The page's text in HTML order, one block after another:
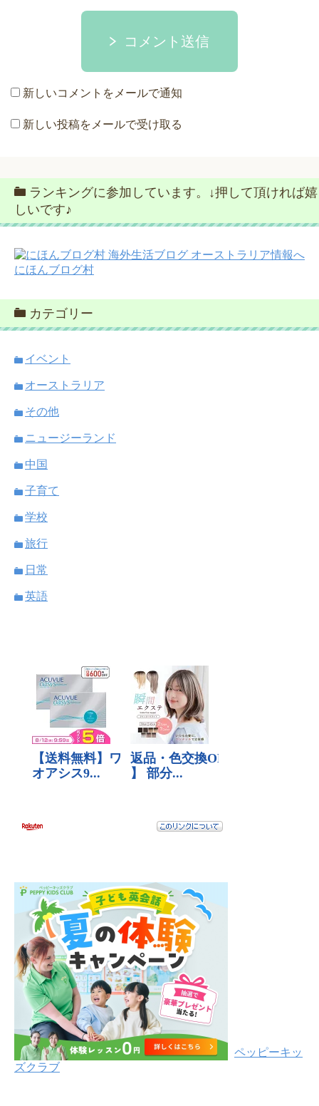
コメント送信
新しいコメントをメールで通知
新しい投稿をメールで受け取る
ランキングに参加しています。↓押して頂ければ嬉
しいです♪
にほんブログ村
カテゴリー
イベント
オーストラリア
その他
ニュージーランド
中国
子育て
学校
旅行
日常
英語
ペッピーキッ
ズクラブ